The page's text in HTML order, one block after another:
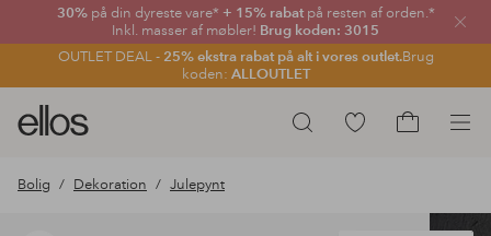
30% på din dyreste vare* + 15% rabatpå resten af orden.*
Inkl. masser af møbler! Brug koden: 3015
OUTLET DEAL - 25% ekstra rabat på alt i vores outlet.Brug
koden: ALLOUTLET
Luk
Søg
Ellos
logo
gå
Gå
Bolig Dekoration Julepynt